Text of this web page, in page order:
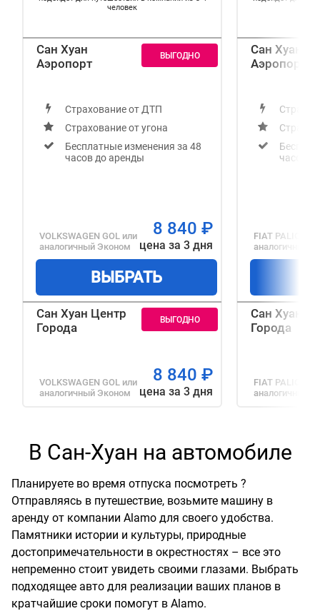
человек
Сан Хуан
Аэропорт
Страхование от ДТП
Страхование от угона
Бесплатные изменения за 48
часов до аренды
VOLKSWAGEN GOL или
аналогичный Эконом
8 840 ₽
цена за 3 дня
ВЫБРАТЬ
Сан Хуан Центр
Города
VOLKSWAGEN GOL или
аналогичный Эконом
8 840 ₽
цена за 3 дня
Сан Хуан
Аэропорт
часов
FIAT PALIO
аналогичный
Сан Хуан
Города
FIAT PALIO
аналогичный
В Сан-Хуан на автомобиле
Планируете во время отпуска посмотреть ?
Отправляясь в путешествие, возьмите машину в
аренду от компании Alamo для своего удобства.
Памятники истории и культуры, природные
достопримечательности в окрестностях – все это
непременно стоит увидеть своими глазами. Выбрать
подходящее авто для реализации ваших планов в
кратчайшие сроки помогут в Alamo.